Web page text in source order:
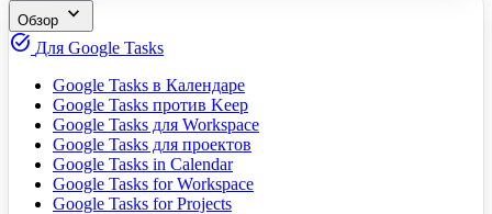
Обзор expand_more
task_alt Для Google Tasks
Google Tasks в Календаре
Google Tasks против Keep
Google Tasks для Workspace
Google Tasks для проектов
Google Tasks in Calendar
Google Tasks for Workspace
Google Tasks for Projects